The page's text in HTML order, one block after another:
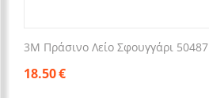
3M Πράσινο Λείο Σφουγγάρι 50487
18.50€